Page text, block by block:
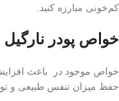
کم‌خونی مبارزه کنید.
خواص پودر
خواص موجود در باعث
حفظ میزان تنفس طبیعی و